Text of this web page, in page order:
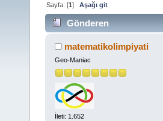
Sayfa: [1]Aşağı git
Gönderen
matematikolimpiyati
Geo-Maniac
İleti: 1.652